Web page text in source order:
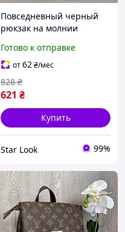
Повседневный черный
рюкзак на молнии
однотонный с передним
карманом легкий для
города
Готово к отправке
от62₴/мес
621 ₴
828 ₴
Купить
Star Look 99%